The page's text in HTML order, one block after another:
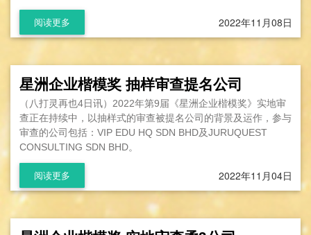
阅读更多 2022年11月08日
星洲企业楷模奖 抽样审查提名公司
（八打灵再也4日讯）2022年第9届《星洲企业楷模奖》实地审
查正在持续中，以抽样式的审查被提名公司的背景及运作，参与
审查的公司包括：VIP EDU HQ SDN BHD及JURUQUEST
CONSULTING SDN BHD。
阅读更多 2022年11月04日